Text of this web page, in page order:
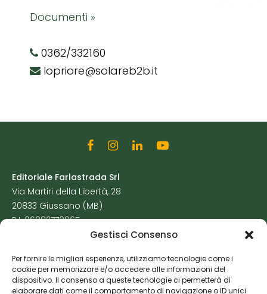
Gestisci Consenso
Per fornire le migliori esperienze, utilizziamo tecnologie come i
cookie per memorizzare e/o accedere alle informazioni del
dispositivo. Il consenso a queste tecnologie ci permetterà di
elaborare dati come il comportamento di navigazione o ID unici
Documenti »
0362/332160
lopriore@solareb2b.it
Editoriale Farlastrada Srl
Via Martiri della Libertà, 28
20833 Giussano (MB)
P.I. 06982770965
Cookie Policy
Risorse Aggiuntive